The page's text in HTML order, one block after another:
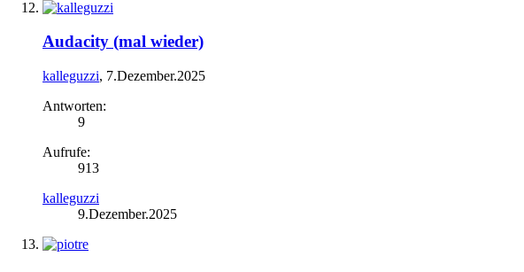
Audacity (mal wieder)
kalleguzzi, 7.Dezember.2025
Antworten:
9
Aufrufe:
913
kalleguzzi
9.Dezember.2025